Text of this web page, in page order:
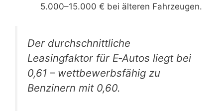
5.000–15.000 € bei älteren Fahrzeugen.
Der durchschnittliche
Leasingfaktor für E‑Autos liegt bei
0,61 – wettbewerbsfähig zu
Benzinern mit 0,60.